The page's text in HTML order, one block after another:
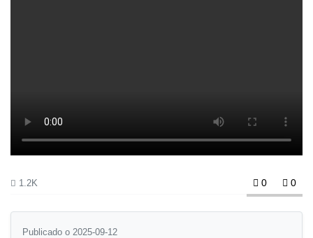
1.2K 0 0
Publicado o 2025-09-12